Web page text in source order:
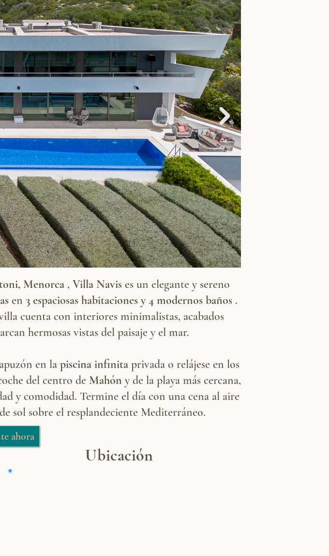
Menorca , Villa Navis es un elegante y sereno
en 3 espaciosas habitaciones y 4 modernos baños .
cuenta con interiores minimalistas, acabados
hermosas vistas del paisaje y el mar.
en la piscina infinitaprivada o relájese en los
del centro de Mahón y de la playa más cercana,
y comodidad. Termine el día con una cena al aire
sol sobre el resplandeciente Mediterráneo.
ahora
Ubicación